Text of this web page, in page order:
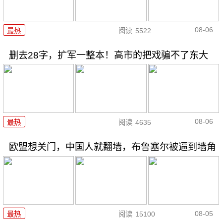
最热 阅读 5522 08-06
删去28字，扩军一整本！高市的把戏骗不了东大
最热 阅读 4635 08-06
欧盟想关门，中国人就翻墙，布鲁塞尔被逼到墙角
最热 阅读 15100 08-05